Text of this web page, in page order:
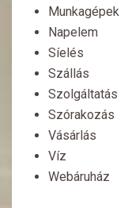
Munkagépek
Napelem
Síelés
Szállás
Szolgáltatás
Szórakozás
Vásárlás
Víz
Webáruház